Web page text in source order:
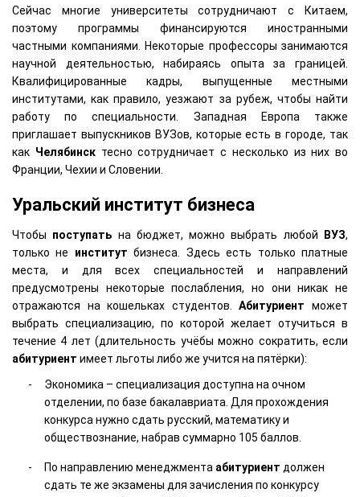
Сейчас многие университеты сотрудничают с Китаем,
поэтому программы финансируются иностранными
частными компаниями. Некоторые профессоры занимаются
научной деятельностью, набираясь опыта за границей.
Квалифицированные кадры, выпущенные местными
институтами, как правило, уезжают за рубеж, чтобы найти
работу по специальности. Западная Европа также
приглашает выпускников ВУЗов, которые есть в городе, так
как Челябинсктесно сотрудничает с несколько из них во
Франции, Чехии и Словении.
Уральский институт бизнеса
Чтобы поступать на бюджет, можно выбрать любой ВУЗ,
только не институт бизнеса. Здесь есть только платные
места, и для всех специальностей и направлений
предусмотрены некоторые послабления, но они никак не
отражаются на кошельках студентов.Абитуриент может
выбрать специализацию, по которой желает отучиться в
течение 4 лет (длительность учёбы можно сократить, если
абитуриент имеет льготы либо же учится на пятёрки):
Экономика – специализация доступна на очном
отделении, по базе бакалавриата. Для прохождения
конкурса нужно сдать русский, математику и
обществознание, набрав суммарно 105 баллов.
По направлению менеджмента абитуриент должен
сдать те же экзамены для зачисления по конкурсу